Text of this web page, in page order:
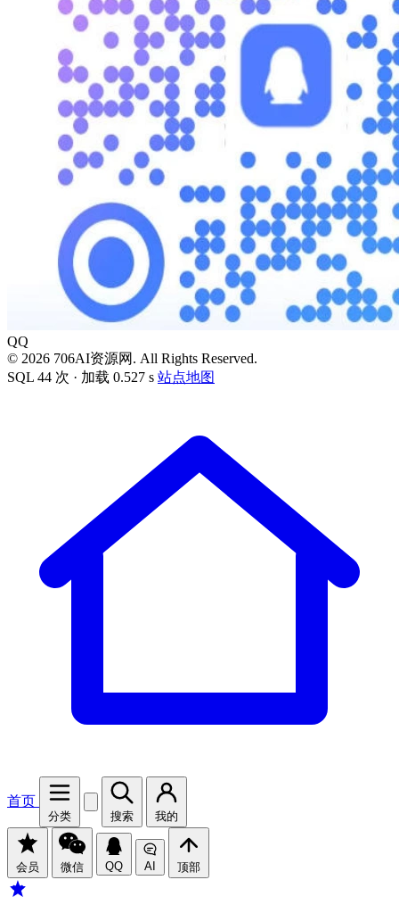
QQ
© 2026 706AI资源网. All Rights Reserved.
SQL 44 次 · 加载 0.527 s 站点地图
首页
分类 搜索 我的
会员 微信 QQ AI 顶部